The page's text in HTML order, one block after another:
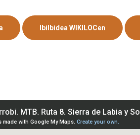
Ibilbidea WIKILOCen